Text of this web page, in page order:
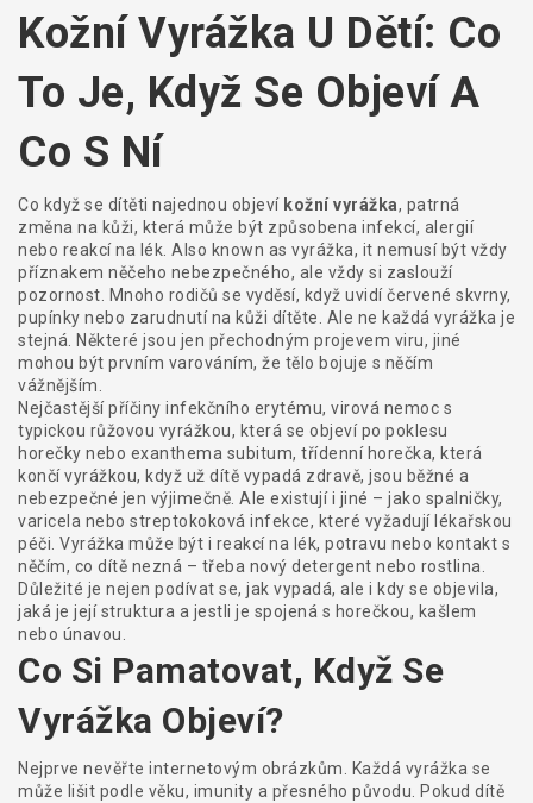
Kožní Vyrážka U Dětí: Co
To Je, Když Se Objeví A
Co S Ní
Co když se dítěti najednou objeví kožní vyrážka, patrná
změna na kůži, která může být způsobena infekcí, alergií
nebo reakcí na lék . Also known as vyrážka, it nemusí být vždy
příznakem něčeho nebezpečného, ale vždy si zaslouží
pozornost
Mnoho rodičů se vyděsí, když uvidí červené skvrny,
pupínky nebo zarudnutí na kůži dítěte. Ale ne každá vyrážka je
stejná. Některé jsou jen přechodným projevem viru, jiné
mohou být prvním varováním, že tělo bojuje s něčím
vážnějším.
Nejčastější příčiny infekčního erytému, virová nemoc s
typickou růžovou vyrážkou, která se objeví po poklesu
horečky nebo exanthema subitum, třídenní horečka, která
končí vyrážkou, když už dítě vypadá zdravě, jsou běžné a
nebezpečné jen výjimečně. Ale existují i jiné – jako spalničky,
varicela nebo streptokoková infekce, které vyžadují lékařskou
péči. Vyrážka může být i reakcí na lék, potravu nebo kontakt s
něčím, co dítě nezná – třeba nový detergent nebo rostlina.
Důležité je nejen podívat se, jak vypadá, ale i kdy se objevila,
jaká je její struktura a jestli je spojená s horečkou, kašlem
nebo únavou.
Co Si Pamatovat, Když Se
Vyrážka Objeví?
Nejprve nevěřte internetovým obrázkům. Každá vyrážka se
může lišit podle věku, imunity a přesného původu. Pokud dítě